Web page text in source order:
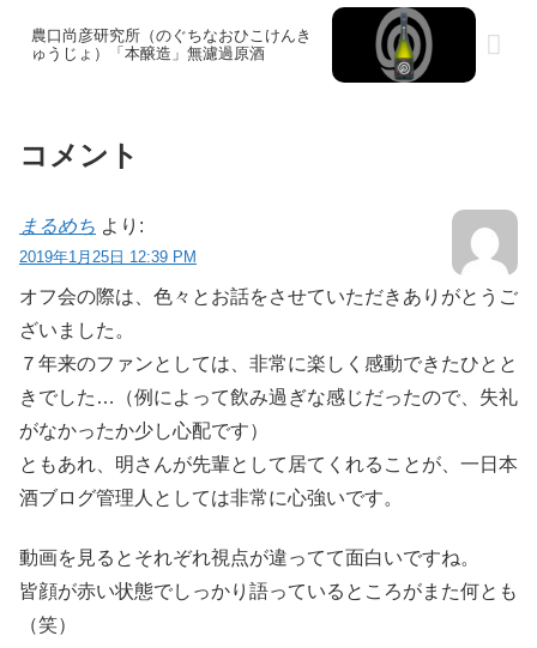
農口尚彦研究所（のぐちなおひこけんき
ゅうじょ）「本醸造」無濾過原酒
コメント
まるめち より:
2019年1月25日 12:39 PM
オフ会の際は、色々とお話をさせていただきありがとうご
ざいました。
７年来のファンとしては、非常に楽しく感動できたひとと
きでした…（例によって飲み過ぎな感じだったので、失礼
がなかったか少し心配です）
ともあれ、明さんが先輩として居てくれることが、一日本
酒ブログ管理人としては非常に心強いです。
動画を見るとそれぞれ視点が違ってて面白いですね。
皆顔が赤い状態でしっかり語っているところがまた何とも
（笑）